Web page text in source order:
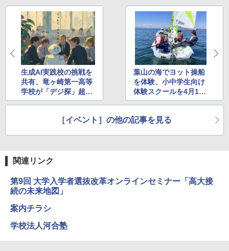
生成AI実践校の挑戦を
共有、竜ヶ崎第一高等
学校が「デジ探」超会
議を3月22日に開催
葉山の海でヨット操船
を体験、小中学生向け
体験スクールを4月19
日に開催
［イベント］の他の記事を見る
関連リンク
第9回 大学入学者選抜改革オンラインセミナー「高大接
続の未来地図」
案内チラシ
学校法人河合塾